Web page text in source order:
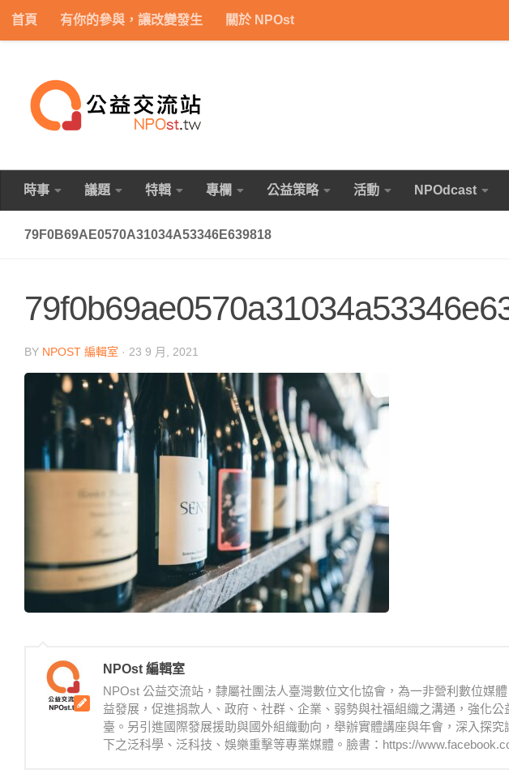
Skip to content
首頁 有你的參與，讓改變發生 關於 NPOst
時事 議題 特輯 專欄 公益策略 活動 NPOdcast
79F0B69AE0570A31034A53346E639818
BY NPOST 編輯室 · 23 9 月, 2021
NPOst 編輯室
NPOst 公益交流站，隸屬社團法人臺灣數位文化協會，為一非營利數位媒
益發展，促進捐款人、政府、社群、企業、弱勢與社福組織之溝通，強化
臺。另引進國際發展援助與國外組織動向，舉辦實體講座與年會，深入探
下之泛科學、泛科技、娛樂重擊等專業媒體。臉書：https://